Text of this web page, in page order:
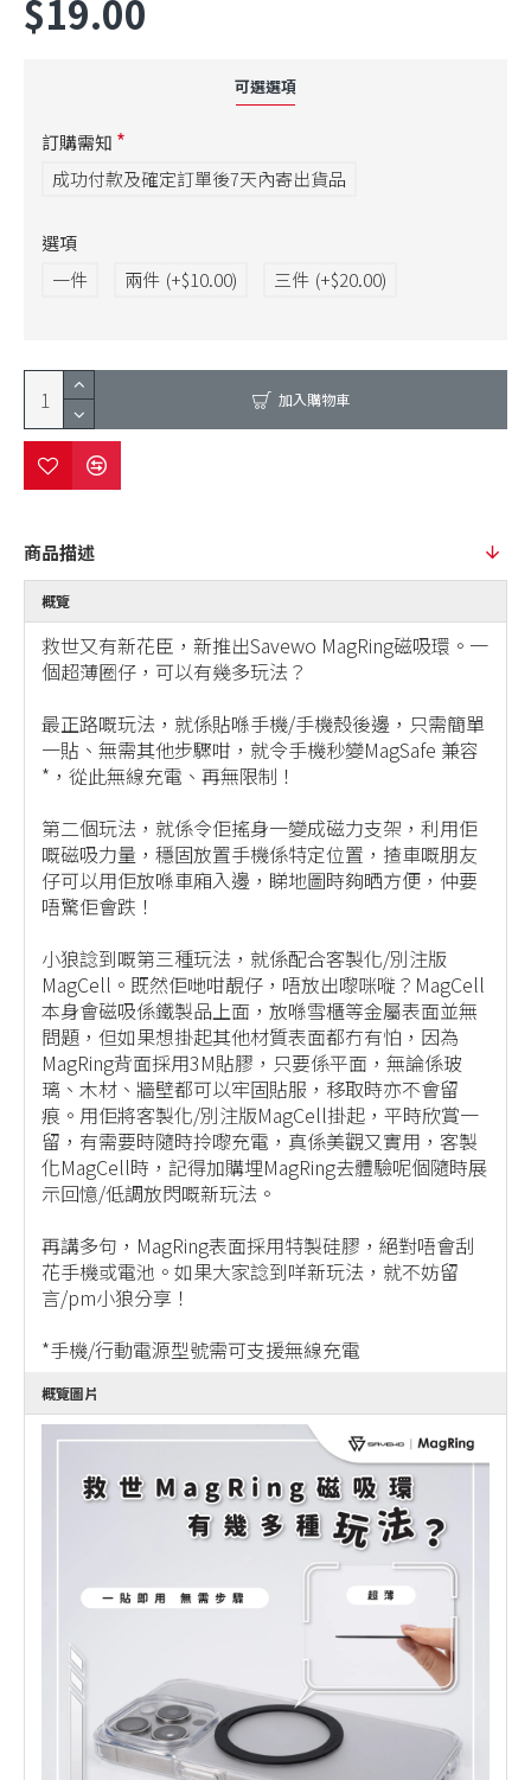
$19.00
可選選項
訂購需知
成功付款及確定訂單後7天內寄出貨品
選項
一件
兩件 (+$10.00) 三件 (+$20.00)
加入購物車
商品描述
概覽
救世又有新花臣，新推出Savewo MagRing磁吸環。一
個超薄圈仔，可以有幾多玩法？
最正路嘅玩法，就係貼喺手機/手機殼後邊，只需簡單
一貼、無需其他步驟咁，就令手機秒變MagSafe 兼容
*，從此無線充電、再無限制！
第二個玩法，就係令佢搖身一變成磁力支架，利用佢
嘅磁吸力量，穩固放置手機係特定位置，揸車嘅朋友
仔可以用佢放喺車廂入邊，睇地圖時夠晒方便，仲要
唔驚佢會跌！
小狼諗到嘅第三種玩法，就係配合客製化/別注版
MagCell。既然佢哋咁靚仔，唔放出嚟咪嘥？MagCell
本身會磁吸係鐵製品上面，放喺雪櫃等金屬表面並無
問題，但如果想掛起其他材質表面都冇有怕，因為
MagRing背面採用3M貼膠，只要係平面，無論係玻
璃、木材、牆壁都可以牢固貼服，移取時亦不會留
痕。用佢將客製化/別注版MagCell掛起，平時欣賞一
留，有需要時隨時拎嚟充電，真係美觀又實用，客製
化MagCell時，記得加購埋MagRing去體驗呢個隨時展
示回憶/低調放閃嘅新玩法。
再講多句，MagRing表面採用特製硅膠，絕對唔會刮
花手機或電池。如果大家諗到咩新玩法，就不妨留
言/pm小狼分享！
*手機/行動電源型號需可支援無線充電
概覽圖片